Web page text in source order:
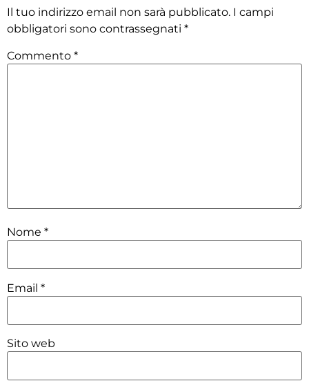
Il tuo indirizzo email non sarà pubblicato. I campi
obbligatori sono contrassegnati *
Commento *
Nome *
Email *
Sito web